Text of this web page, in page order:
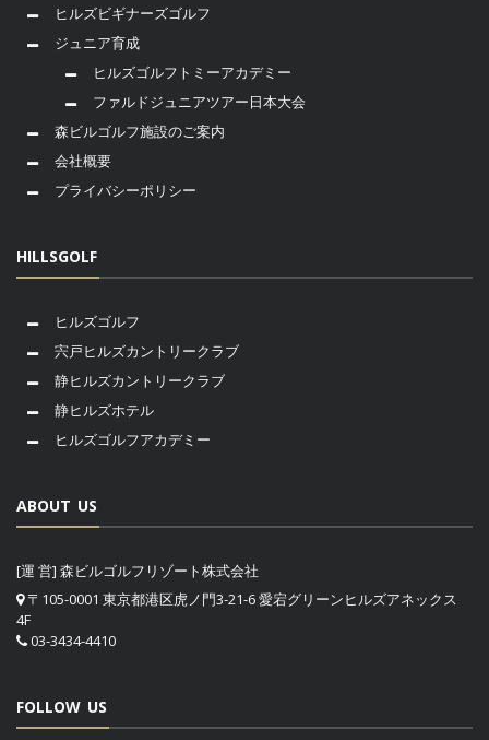
ヒルズビギナーズゴルフ
ジュニア育成
ヒルズゴルフトミーアカデミー
ファルドジュニアツアー日本大会
森ビルゴルフ施設のご案内
会社概要
プライバシーポリシー
HILLSGOLF
ヒルズゴルフ
宍戸ヒルズカントリークラブ
静ヒルズカントリークラブ
静ヒルズホテル
ヒルズゴルフアカデミー
ABOUT US
[運 営] 森ビルゴルフリゾート株式会社
〒105-0001 東京都港区虎ノ門3-21-6 愛宕グリーンヒルズアネックス
4F
03-3434-4410
FOLLOW US